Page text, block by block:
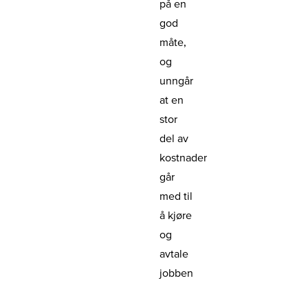
på en
god
måte,
og
unngår
at en
stor
del av
kostnader
går
med til
å kjøre
og
avtale
jobben